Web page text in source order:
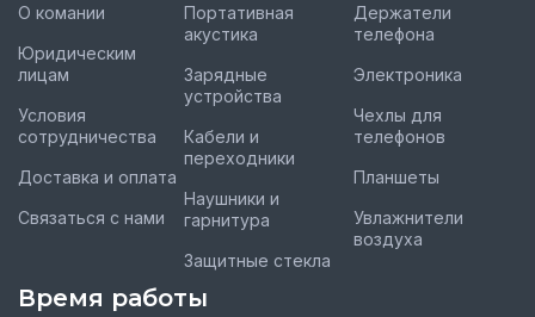
О комании
Юридическим
лицам
Условия
сотрудничества
Доставка и оплата
Связаться с нами
Портативная
акустика
Зарядные
устройства
Кабели и
переходники
Наушники и
гарнитура
Защитные стекла
Держатели
телефона
Электроника
Чехлы для
телефонов
Планшеты
Увлажнители
воздуха
Время работы